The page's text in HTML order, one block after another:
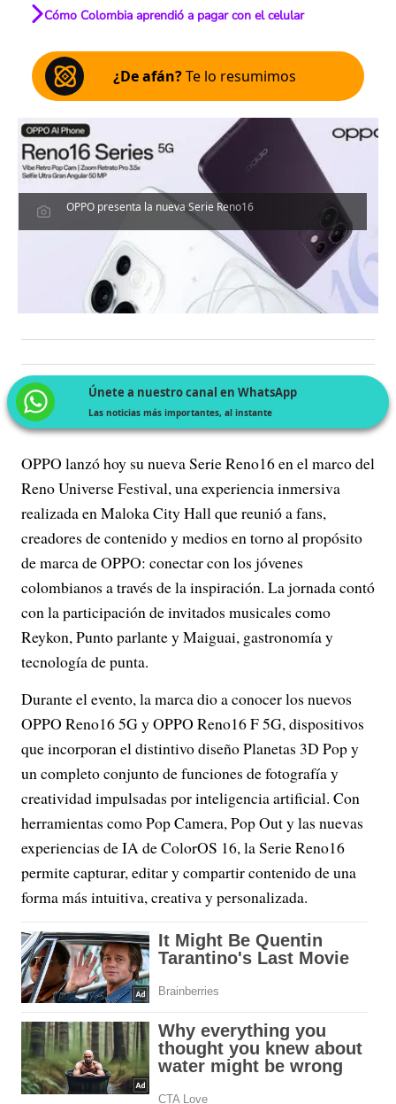
Cómo Colombia aprendió a pagar con el celular
¿De afán?Te lo resumimos
OPPO presenta la nueva Serie Reno16
Únete a nuestro canal en WhatsApp
Las noticias más importantes, al instante
OPPO lanzó hoy su nueva Serie Reno16 en el marco del
Reno Universe Festival, una experiencia inmersiva
realizada en Maloka City Hall que reunió a fans,
creadores de contenido y medios en torno al propósito
de marca de OPPO: conectar con los jóvenes
colombianos a través de la inspiración. La jornada contó
con la participación de invitados musicales como
Reykon, Punto parlante y Maiguai, gastronomía y
tecnología de punta.
Durante el evento, la marca dio a conocer los nuevos
OPPO Reno16 5G y OPPO Reno16 F 5G, dispositivos
que incorporan el distintivo diseño Planetas 3D Pop y
un completo conjunto de funciones de fotografía y
creatividad impulsadas por inteligencia artificial. Con
herramientas como Pop Camera, Pop Out y las nuevas
experiencias de IA de ColorOS 16, la Serie Reno16
permite capturar, editar y compartir contenido de una
forma más intuitiva, creativa y personalizada.